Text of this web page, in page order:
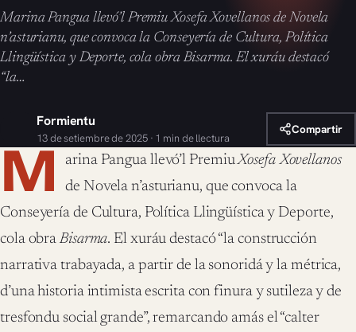
Marina Pangua llevó’l Premiu Xosefa Xovellanos de Novela
n’asturianu, que convoca la Conseyería de Cultura, Política
Llingüística y Deporte, cola obra Bisarma. El xuráu destacó
“la…
Formientu
13 de setiembre de 2025 · 1 min de llectura
Compartir
M arina Pangua llevó’l PremiuXosefa Xovellanos
de Novela n’asturianu, que convoca la
Conseyería de Cultura, Política Llingüística y Deporte,
cola obraBisarma. El xuráu destacó “la construcción
narrativa trabayada, a partir de la sonoridá y la métrica,
d’una historia intimista escrita con finura y sutileza y de
tresfondu social grande”, remarcando amás el “calter